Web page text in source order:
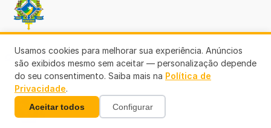
Ouvidoria TJ-RO
Usamos cookies para melhorar sua experiência. Anúncios
são exibidos mesmo sem aceitar — personalização depende
do seu consentimento. Saiba mais na Política de
Privacidade.
Aceitar todos Configurar